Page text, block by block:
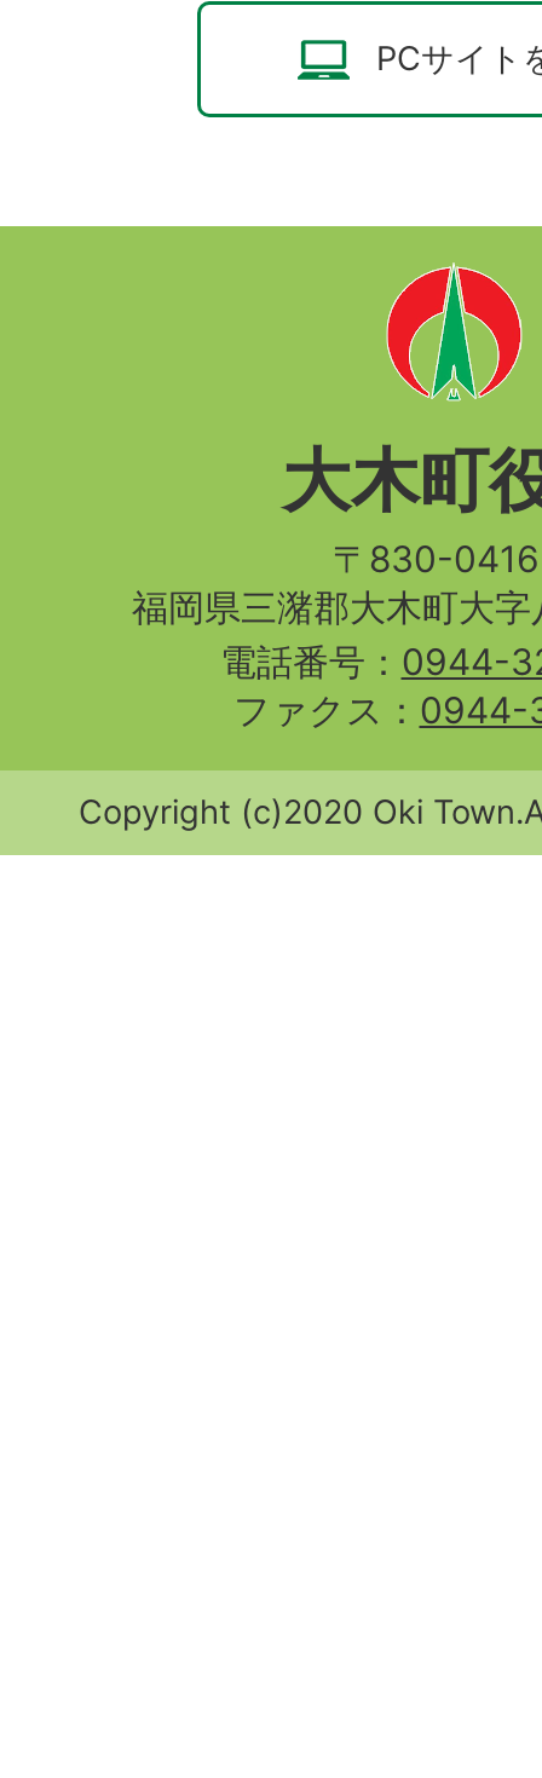
PCサイト
大木町
〒830-
福岡県三潴郡大木町大
電話番号： 0944-
ファクス： 0944-
Copyright (c)2020 Oki